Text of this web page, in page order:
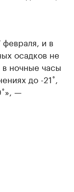
февраля, и в
осадков не
ночные часы
до -21˚,
—